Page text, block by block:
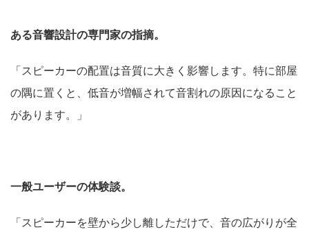
ある音響設計の専門家の指摘。
「スピーカーの配置は音質に大きく影響します。特に部屋
の隅に置くと、低音が増幅されて音割れの原因になること
があります。」
一般ユーザーの体験談。
「スピーカーを壁から少し離しただけで、音の広がりが全